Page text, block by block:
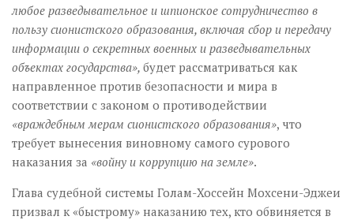
любое разведывательное и шпионское сотрудничество в
пользу сионистского образования, включая сбор и передачу
информации о секретных военных и разведывательных
объектах государства», будет рассматриваться как
направленное против безопасности и мира в
соответствии с законом о противодействии
«враждебным мерам сионистского образования», что
требует вынесения виновному самого сурового
наказания за «войну и коррупцию на земле».
Глава судебной системы Голам-Хоссейн Мохсени-Эджеи
призвал к «быстрому» наказанию тех, кто обвиняется в